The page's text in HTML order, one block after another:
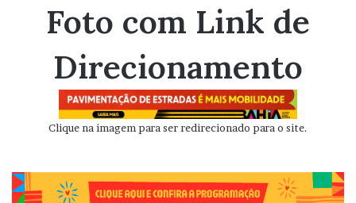
Foto com Link de
Direcionamento
Clique na imagem para ser redirecionado para o site.